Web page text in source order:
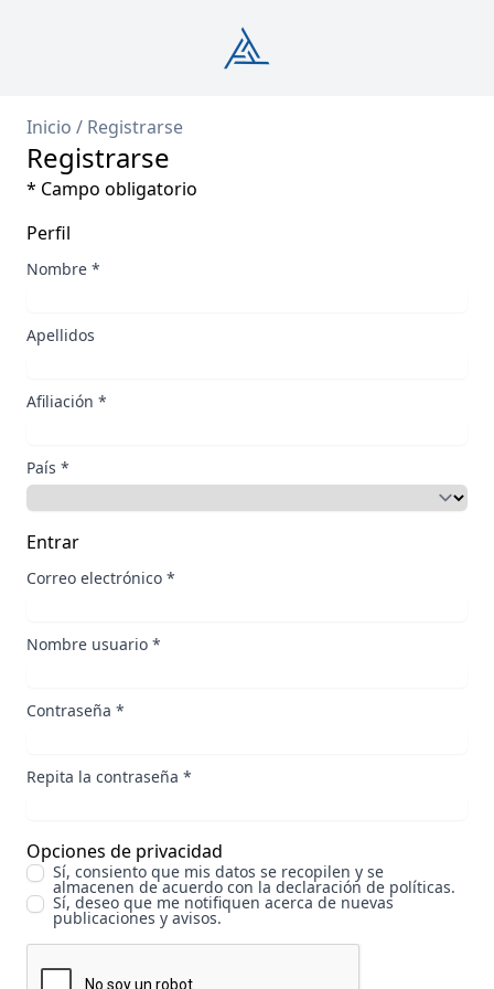
Inicio / Registrarse
Registrarse
* Campo obligatorio
Perfil
Nombre *
Apellidos
Afiliación *
País *
Entrar
Correo electrónico *
Nombre usuario *
Contraseña *
Repita la contraseña *
Opciones de privacidad
Sí, consiento que mis datos se recopilen y se
almacenen de acuerdo con la declaración de políticas.
Sí, deseo que me notifiquen acerca de nuevas
publicaciones y avisos.